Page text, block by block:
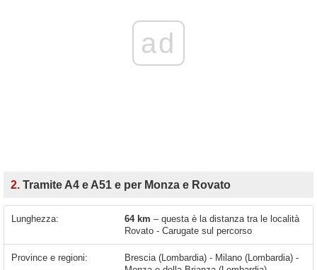
ad
2. Tramite A4 e A51 e per Monza e Rovato
Lunghezza: 64 km – questa è la distanza tra le località
Rovato - Carugate sul percorso
Province e regioni:
Brescia (Lombardia) - Milano (Lombardia) -